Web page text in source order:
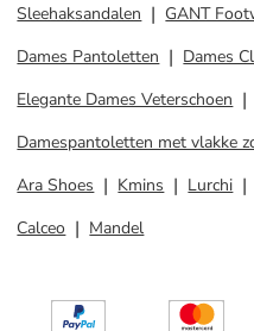
Sleehaksandalen
GANT
Dames Pantoletten
Dames
Elegante Dames Veterschoen
Damespantoletten met vlakke
Ara Shoes
Kmins Lurchi
Calceo
Mandel